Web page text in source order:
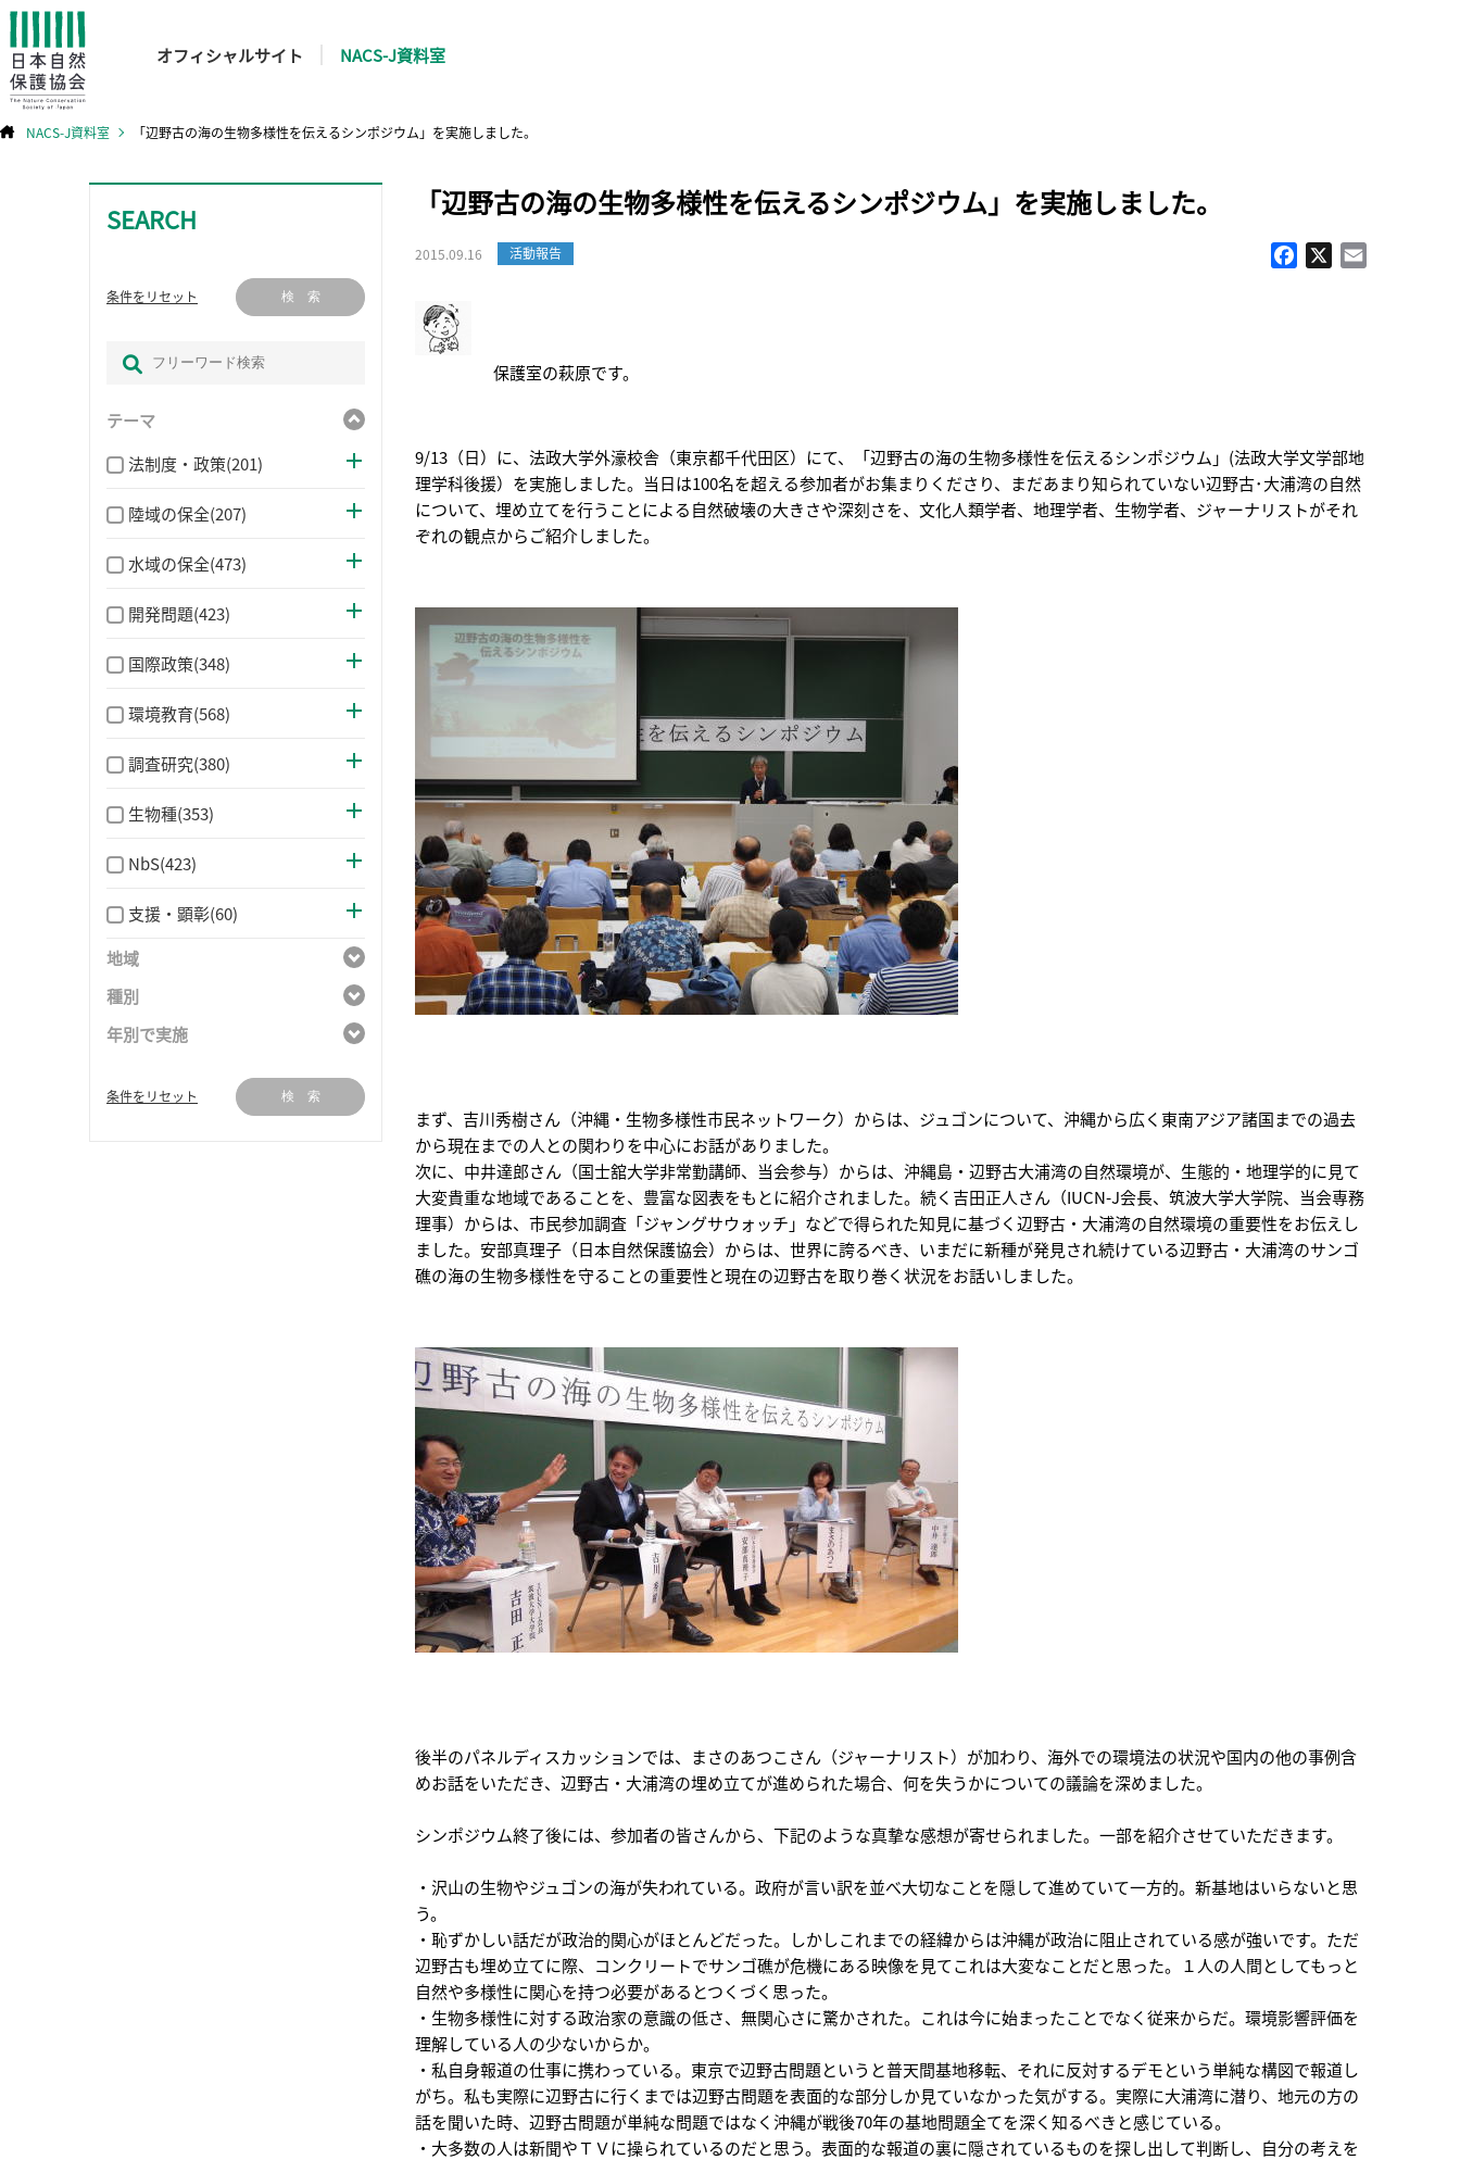
オフィシャルサイト NACS-J資料室
NACS-J資料室 「辺野古の海の生物多様性を伝えるシンポジウム」を実施しました。
SEARCH
条件をリセット 検 索
テーマ
法制度・政策(201)
陸域の保全(207)
水域の保全(473)
開発問題(423)
国際政策(348)
環境教育(568)
調査研究(380)
生物種(353)
NbS(423)
支援・顕彰(60)
地域
種別
年別で実施
条件をリセット 検 索
「辺野古の海の生物多様性を伝えるシンポジウム」を実施しました。
2015.09.16 活動報告 Facebook
保護室の萩原です。
9/13（日）に、法政大学外濠校舎（東京都千代田区）にて、「辺野古の海の生物多様性を伝えるシンポジウム」(法政大学文学部地
理学科後援）を実施しました。当日は100名を超える参加者がお集まりくださり、まだあまり知られていない辺野古･大浦湾の自然
について、埋め立てを行うことによる自然破壊の大きさや深刻さを、文化人類学者、地理学者、生物学者、ジャーナリストがそれ
ぞれの観点からご紹介しました。
まず、吉川秀樹さん（沖縄・生物多様性市民ネットワーク）からは、ジュゴンについて、沖縄から広く東南アジア諸国までの過去
から現在までの人との関わりを中心にお話がありました。
次に、中井達郎さん（国士舘大学非常勤講師、当会参与）からは、沖縄島・辺野古大浦湾の自然環境が、生態的・地理学的に見て
大変貴重な地域であることを、豊富な図表をもとに紹介されました。続く吉田正人さん（IUCN-J会長、筑波大学大学院、当会専務
理事）からは、市民参加調査「ジャングサウォッチ」などで得られた知見に基づく辺野古・大浦湾の自然環境の重要性をお伝えし
ました。安部真理子（日本自然保護協会）からは、世界に誇るべき、いまだに新種が発見され続けている辺野古・大浦湾のサンゴ
礁の海の生物多様性を守ることの重要性と現在の辺野古を取り巻く状況をお話いしました。
後半のパネルディスカッションでは、まさのあつこさん（ジャーナリスト）が加わり、海外での環境法の状況や国内の他の事例含
めお話をいただき、辺野古・大浦湾の埋め立てが進められた場合、何を失うかについての議論を深めました。
シンポジウム終了後には、参加者の皆さんから、下記のような真摯な感想が寄せられました。一部を紹介させていただきます。
・沢山の生物やジュゴンの海が失われている。政府が言い訳を並べ大切なことを隠して進めていて一方的。新基地はいらないと思
う。
・恥ずかしい話だが政治的関心がほとんどだった。しかしこれまでの経緯からは沖縄が政治に阻止されている感が強いです。ただ
辺野古も埋め立てに際、コンクリートでサンゴ礁が危機にある映像を見てこれは大変なことだと思った。１人の人間としてもっと
自然や多様性に関心を持つ必要があるとつくづく思った。
・生物多様性に対する政治家の意識の低さ、無関心さに驚かされた。これは今に始まったことでなく従来からだ。環境影響評価を
理解している人の少ないからか。
・私自身報道の仕事に携わっている。東京で辺野古問題というと普天間基地移転、それに反対するデモという単純な構図で報道し
がち。私も実際に辺野古に行くまでは辺野古問題を表面的な部分しか見ていなかった気がする。実際に大浦湾に潜り、地元の方の
話を聞いた時、辺野古問題が単純な問題ではなく沖縄が戦後70年の基地問題全てを深く知るべきと感じている。
・大多数の人は新聞やＴＶに操られているのだと思う。表面的な報道の裏に隠されているものを探し出して判断し、自分の考えを